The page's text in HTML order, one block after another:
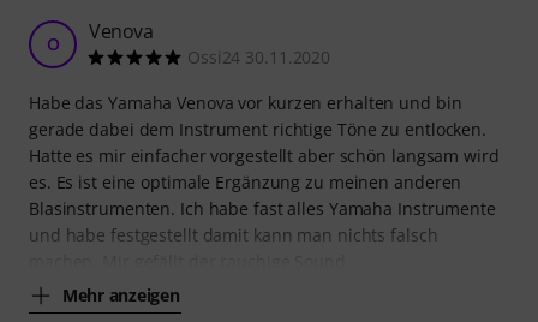
O Venova
Ossi24 30.11.2020
Habe das Yamaha Venova vor kurzen erhalten und bin
gerade dabei dem Instrument richtige Töne zu entlocken.
Hatte es mir einfacher vorgestellt aber schön langsam wird
es. Es ist eine optimale Ergänzung zu meinen anderen
Blasinstrumenten. Ich habe fast alles Yamaha Instrumente
und habe festgestellt damit kann man nichts falsch
Mehr anzeigen